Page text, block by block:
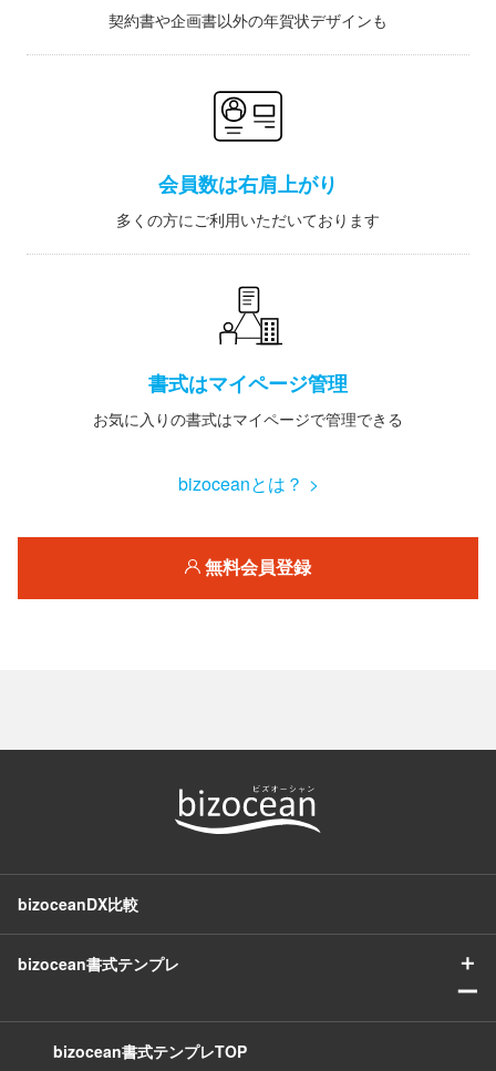
契約書や企画書以外の年賀状デザインも
会員数は右肩上がり
多くの方にご利用いただいております
書式はマイページ管理
お気に入りの書式はマイページで管理できる
bizoceanとは？ >
無料会員登録
bizoceanDX比較
bizocean書式テンプレ
＋
ー
bizocean書式テンプレTOP